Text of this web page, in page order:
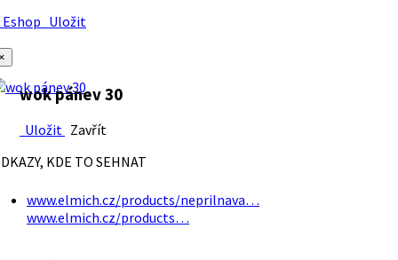
Uložit
wok pánev 30
Uložit Zavřít
KDE TO SEHNAT
www.elmich.cz/products/neprilnava…
www.elmich.cz/products…